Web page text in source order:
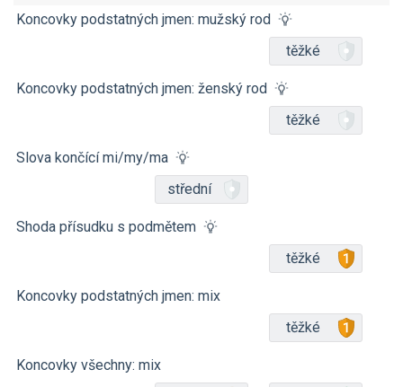
Koncovky podstatných jmen: mužský rod
těžké
Koncovky podstatných jmen: ženský rod
těžké
Slova končící mi/my/ma
střední
Shoda přísudku s podmětem
těžké
Koncovky podstatných jmen: mix
těžké
Koncovky všechny: mix